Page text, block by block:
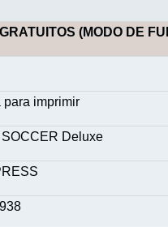
(MODO DE
para imprimir
Deluxe